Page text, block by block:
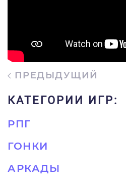
ПРЕДЫДУЩИЙ
КАТЕГОРИИ ИГР:
РПГ
ГОНКИ
АРКАДЫ